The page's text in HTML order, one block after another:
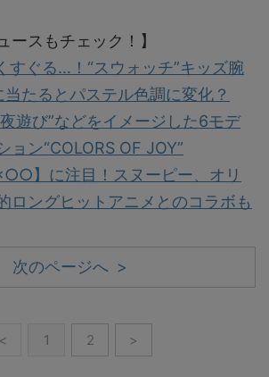
ースもチェック！】
すぐる…！“スウォッチ”キッズ腕
たるとパステル色調に変化？
遊び”などをイメージした6モデ
ョン“COLORS OF JOY”
】に注目！スヌーピー、オリ
ロングヒットアニメとのコラボも
次のページへ >
< 1 2 >